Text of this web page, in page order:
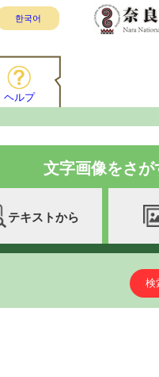
한국어
ヘルプ
文字画像をさが
テキストから
検